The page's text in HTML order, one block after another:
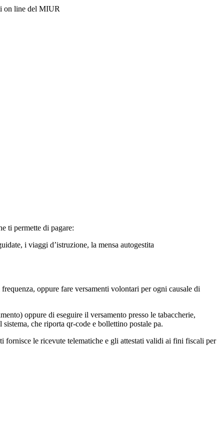
on line del MIUR
ti permette di pagare:
i viaggi d’istruzione, la mensa autogestita
oppure fare versamenti volontari per ogni causale di
oppure di eseguire il versamento presso le tabaccherie,
che riporta qr-code e bollettino postale pa.
fornisce le ricevute telematiche e gli attestati validi ai fini fiscali per